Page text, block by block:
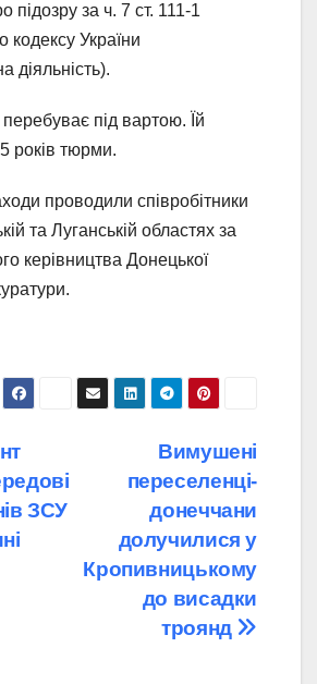
підозру за ч. 7 ст. 111-1
кодексу України
діяльність).
під вартою. Їй
років тюрми.
проводили співробітники
та Луганській областях за
керівництва Донецької
Вимушені
переселенці-
донеччани
долучилися у
Кропивницькому
до висадки
троянд
ЗСУ